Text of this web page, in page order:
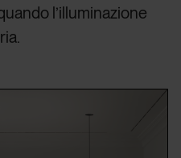
l’illuminazione